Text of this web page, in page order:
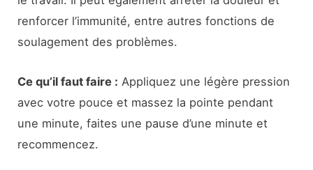
renforcer l’immunité, entre autres fonctions de
soulagement des problèmes.
Ce qu’il faut faire : Appliquez une légère pression
avec votre pouce et massez la pointe pendant
une minute, faites une pause d’une minute et
recommencez.